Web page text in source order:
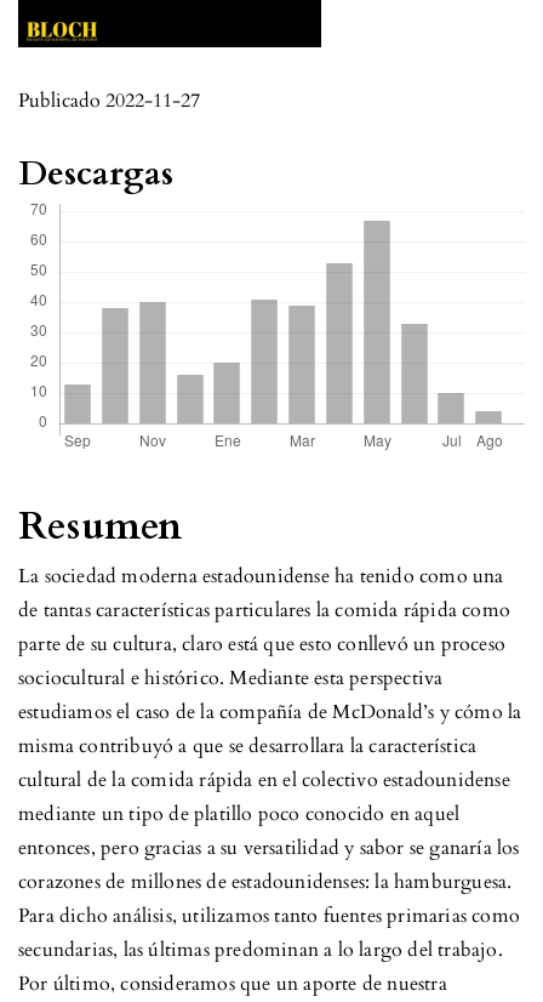
Publicado 2022-11-27
Resumen
La sociedad moderna estadounidense ha tenido como una
de tantas características particulares la comida rápida como
parte de su cultura, claro está que esto conllevó un proceso
sociocultural e histórico. Mediante esta perspectiva
estudiamos el caso de la compañía de McDonald’s y cómo la
misma contribuyó a que se desarrollara la característica
cultural de la comida rápida en el colectivo estadounidense
mediante un tipo de platillo poco conocido en aquel
entonces, pero gracias a su versatilidad y sabor se ganaría los
corazones de millones de estadounidenses: la hamburguesa.
Para dicho análisis, utilizamos tanto fuentes primarias como
secundarias, las últimas predominan a lo largo del trabajo.
Por último, consideramos que un aporte de nuestra
Descargas